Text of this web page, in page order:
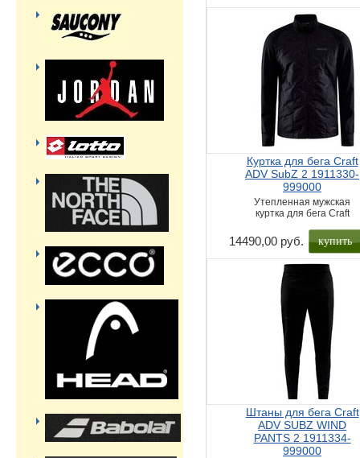
Куртка для бега Craft
ADV SubZ 2 1911330-
999000
Утепленная мужская
куртка для бега Craft
14490,00 руб. купить
Штаны для бега Craft
ADV SUBZ WIND
PANTS 2 1911334-
999000